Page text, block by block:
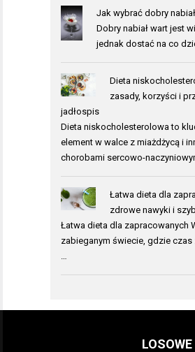
Jak wybrać dobry
Dobry nabiał wart jest
jednak dostać na co
Dieta
zasady, korzyści i
jadłospis
Dieta niskocholesterolowa to
element w walce z miażdżycą i
chorobami sercowo-
Łatwa dieta dla
zdrowe nawyki i
Łatwa dieta dla zapracowanych
zabieganym świecie, gdzie czas
…
LOSOWE